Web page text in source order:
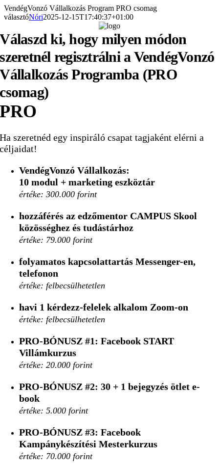
Kihagyás
VendégVonzó Vállalkozás Program PRO csomag
választóNóri2025-12-15T17:40:37+01:00
Válaszd ki, hogy milyen módon
szeretnél regisztrálni a VendégVonzó
Vállalkozás Programba (PRO
csomag)
PRO
Ha szeretnéd egy inspiráló csapat tagjaként elérni a
céljaidat!
VendégVonzó Vállalkozás:
10 modul + marketing eszköztár
értéke: 300.000 forint
hozzáférés az edzőmentor CAMPUS Skool
közösséghez és tudástárhoz
értéke: 79.000 forint
folyamatos kapcsolattartás Messenger-en,
telefonon
értéke: felbecsülhetetlen
havi 1 kérdezz-felelek alkalom Zoom-on
értéke: felbecsülhetetlen
PRO-BÓNUSZ #1:Facebook START
Villámkurzus
értéke: 20.000 forint
PRO-BÓNUSZ #2:30 + 1 bejegyzés ötlet e-
book
értéke: 5.000 forint
PRO-BÓNUSZ #3:Facebook
Kampánykészítési Mesterkurzus
értéke: 70.000 forint